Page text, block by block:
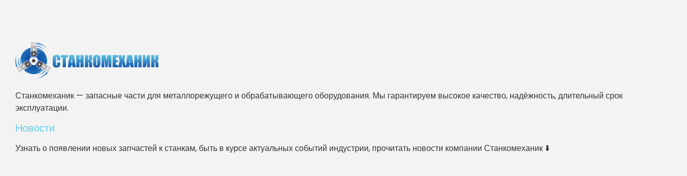
Станкомеханик — запасные части для металлорежущего и обрабатывающего оборудования. Мы гарантируем высокое качество, надёжность, длительный срок
эксплуатации.
Новости
Узнать о появлении новых запчастей к станкам, быть в курсе актуальных событий индустрии, прочитать новости компании Станкомеханик ⬇️